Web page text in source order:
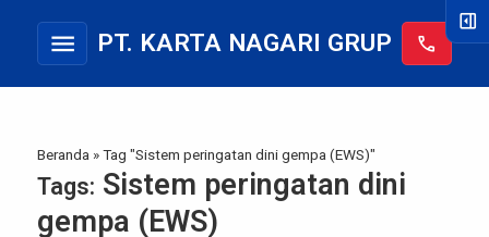
menu PT. KARTA NAGARI GRUP call
Beranda »Tag "Sistem peringatan dini gempa (EWS)"
Tags: Sistem peringatan dini
gempa (EWS)
right_panel_open